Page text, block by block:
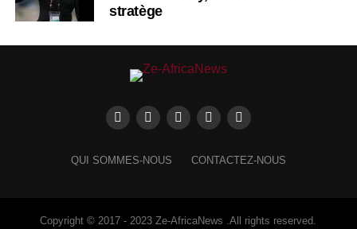
stratège
QUI SOMMES-NOUS CONTACTEZ-NOUS
Copyright © 2017 - 2023 Ze-AfricaNews .All rights reserved.